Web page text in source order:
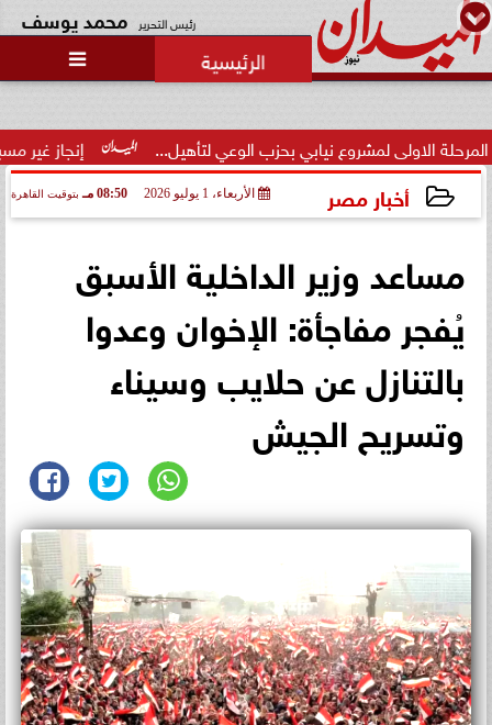
رئيس التحرير محمد يوسف

إنجاز غير مسبوق.. لمشروع نيابي بحزب الوعي لتأهيل...
أخبار مصر الأربعاء، 1 يوليو 2026 08:50 مـ بتوقيت القاهرة
مساعد وزير الداخلية الأسبق
يُفجر مفاجأة: الإخوان وعدوا
بالتنازل عن حلايب وسيناء
وتسريح الجيش